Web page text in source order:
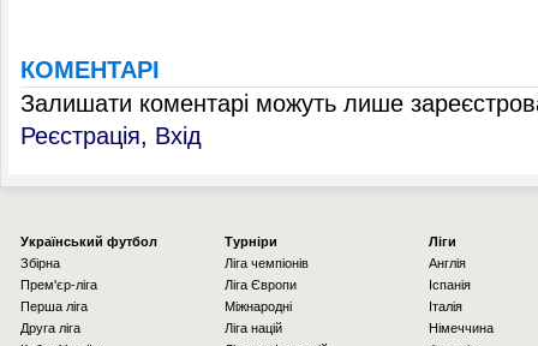
КОМЕНТАРІ
Залишати коментарі можуть лише
Реєстрація, Вхід
Українcький футбол
Збірна
Прем'єр-ліга
Перша ліга
Друга ліга
Турніри
Ліга чемпіонів
Ліга Європи
Міжнародні
Ліга націй
Ліги
Англія
Іспанія
Італія
Німеччина